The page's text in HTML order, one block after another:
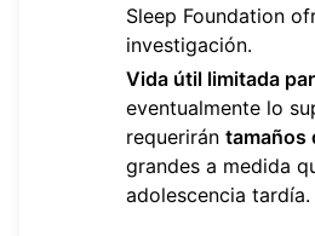
Sleep Foundation
investigación.
Vida útil limitada
eventualmente lo
requerirán tamaños
grandes a medida
adolescencia tardía.